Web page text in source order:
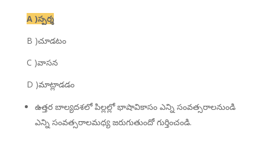
A )స్పర్శ
B )చూడటం
C )వాసన
D )మాట్లాడడం
ఉత్తర బాల్యదశలో పిల్లల్లో భాషావికాసం ఎన్ని సంవత్సరాలనుండి
ఎన్ని సంవత్సరాలమధ్య జరుగుతుందో గుర్తించండి.